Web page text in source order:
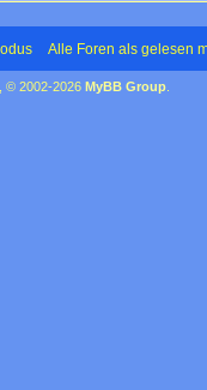
Alle Foren als gelesen
, © 2002-2026 MyBB Group